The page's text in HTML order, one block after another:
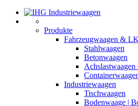
Produkte
Fahrzeugwaagen &
Stahlwaagen
Betonwaagen
Industriewaagen
Tischwaagen
Bodenwaage |